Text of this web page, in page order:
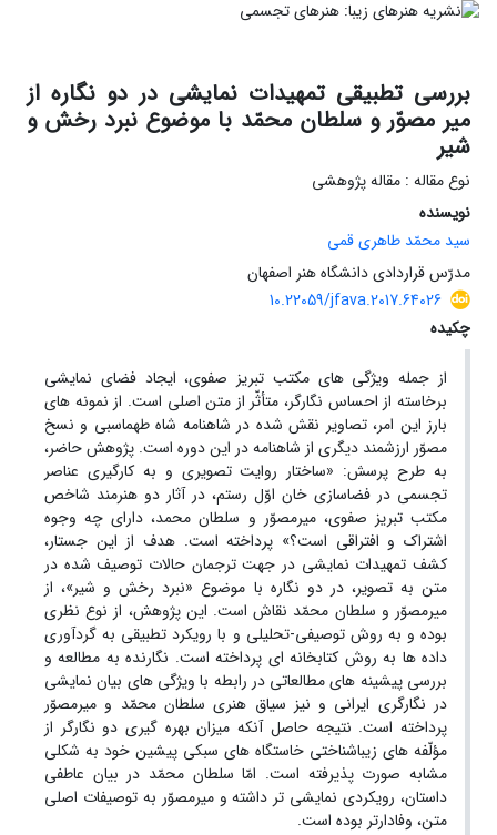
بررسی تطبیقی تمهیدات نمایشی در دو نگاره از
میر مصوّر و سلطان محمّد با موضوع نبرد رخش و
شیر
نوع مقاله : مقاله پژوهشی
نویسنده
سید محمّد طاهری قمی
مدرّس قراردادی دانشگاه هنر اصفهان
10.22059/jfava.2017.64026
چکیده
از جمله ویژگی های مکتب تبریز صفوی، ایجاد فضای نمایشی
برخاسته از احساس نگارگر، متأثّر از متن اصلی است. از نمونه های
بارز این امر، تصاویر نقش شده در شاهنامه شاه طهماسبی و نسخ
مصوّر ارزشمند دیگری از شاهنامه در این دوره است. پژوهش حاضر،
به طرح پرسش: «ساختار روایت تصویری و به کارگیری عناصر
تجسمی در فضاسازی خان اوّل رستم، در آثار دو هنرمند شاخص
مکتب تبریز صفوی، میرمصوّر و سلطان محمد، دارای چه وجوه
اشتراک و افتراقی است؟» پرداخته است. هدف از این جستار،
کشف تمهیدات نمایشی در جهت ترجمان حالات توصیف شده در
متن به تصویر، در دو نگاره با موضوع «نبرد رخش و شیر»، از
میرمصوّر و سلطان محمّد نقاش است. این پژوهش، از نوع نظری
بوده و به روش توصیفی-تحلیلی و با رویکرد تطبیقی به گردآوری
داده ها به روش کتابخانه ای پرداخته است. نگارنده به مطالعه و
بررسی پیشینه های مطالعاتی در رابطه با ویژگی های بیان نمایشی
در نگارگری ایرانی و نیز سیاق هنری سلطان محمّد و میرمصوّر
پرداخته است. نتیجه حاصل آنکه میزان بهره گیری دو نگارگر از
مؤلّفه های زیباشناختی خاستگاه های سبکی پیشین خود به شکلی
مشابه صورت پذیرفته است. امّا سلطان محمّد در بیان عاطفی
داستان، رویکردی نمایشی تر داشته و میرمصوّر به توصیفات اصلی
متن، وفادارتر بوده است.